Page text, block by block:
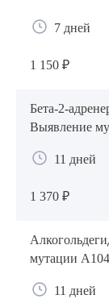
7 дней
1 150 ₽
Бета-2-
Выявление
11 дней
1 370 ₽
мутации
11 дней
Выберите